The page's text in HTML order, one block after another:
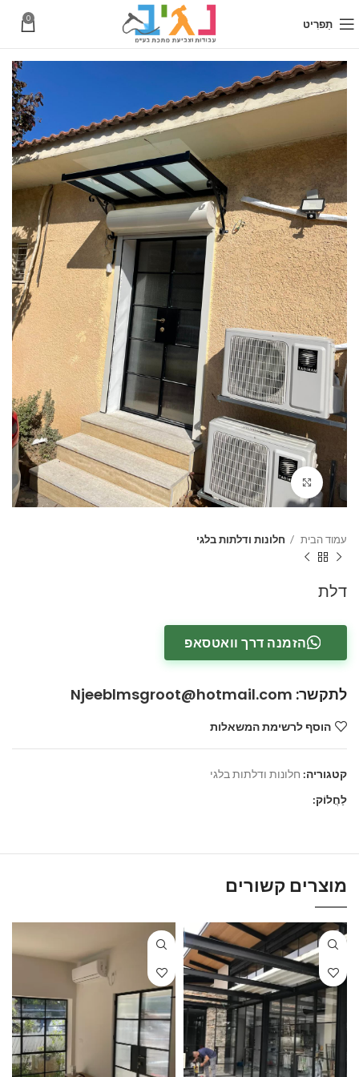
תַפרִיט 0
Click to enlarge
עמוד הבית חלונות ודלתות בלגי
דלת
הזמנה דרך וואטסאפ
לתקשר:
Njeeblmsgroot@hotmail.com
הוסף לרשימת המשאלות
קטגוריה: חלונות ודלתות בלגי
לַחֲלוֹק:
מוצרים קשורים